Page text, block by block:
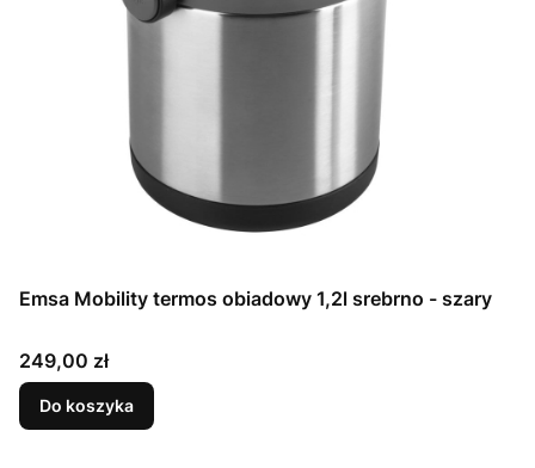
Emsa Mobility termos obiadowy 1,2l srebrno - szary
Cena
249,00 zł
Do koszyka